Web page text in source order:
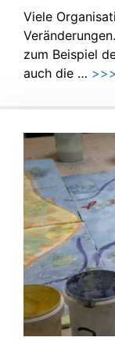
Viele
zum Beispiel
auch die … >>>